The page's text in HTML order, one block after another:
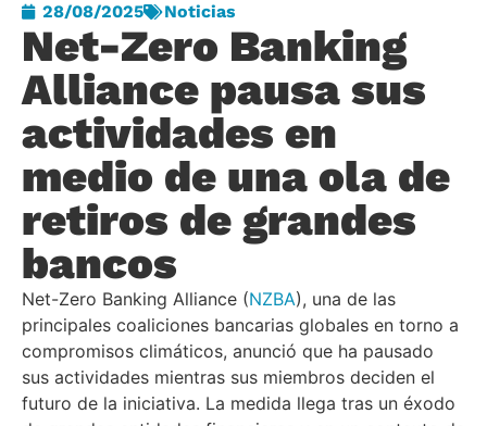
28/08/2025 Noticias
Net-Zero Banking
Alliance pausa sus
actividades en
medio de una ola de
retiros de grandes
bancos
Net-Zero Banking Alliance (NZBA), una de las
principales coaliciones bancarias globales en torno a
compromisos climáticos, anunció que ha pausado
sus actividades mientras sus miembros deciden el
futuro de la iniciativa. La medida llega tras un éxodo